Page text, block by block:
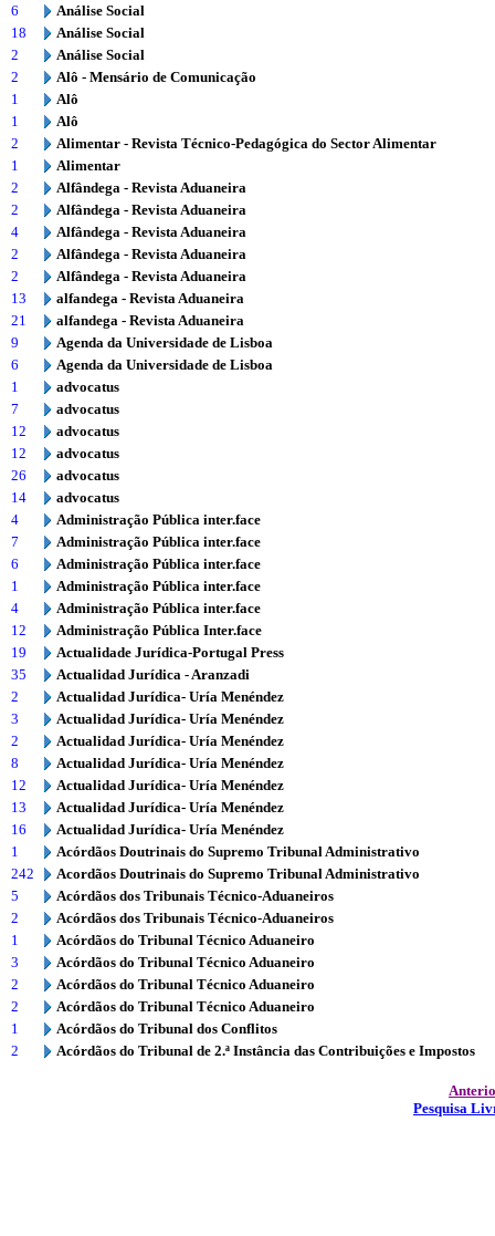
6
Análise Social
18
Análise Social
2
Análise Social
2
Alô - Mensário de Comunicação
1
Alô
1
Alô
2
Alimentar - Revista Técnico-Pedagógica do Sector Alimentar
1
Alimentar
2
Alfândega - Revista Aduaneira
2
Alfândega - Revista Aduaneira
4
Alfândega - Revista Aduaneira
2
Alfândega - Revista Aduaneira
2
Alfândega - Revista Aduaneira
13
alfandega - Revista Aduaneira
21
alfandega - Revista Aduaneira
9
Agenda da Universidade de Lisboa
6
Agenda da Universidade de Lisboa
1
advocatus
7
advocatus
12
advocatus
12
advocatus
26
advocatus
14
advocatus
4
Administração Pública inter.face
7
Administração Pública inter.face
6
Administração Pública inter.face
1
Administração Pública inter.face
4
Administração Pública inter.face
12
Administração Pública Inter.face
19
Actualidade Jurídica-Portugal Press
35
Actualidad Jurídica - Aranzadi
2
Actualidad Jurídica- Uría Menéndez
3
Actualidad Jurídica- Uría Menéndez
2
Actualidad Jurídica- Uría Menéndez
8
Actualidad Jurídica- Uría Menéndez
12
Actualidad Jurídica- Uría Menéndez
13
Actualidad Jurídica- Uría Menéndez
16
Actualidad Jurídica- Uría Menéndez
1
Acórdãos Doutrinais do Supremo Tribunal Administrativo
242
Acordãos Doutrinais do Supremo Tribunal Administrativo
5
Acórdãos dos Tribunais Técnico-Aduaneiros
2
Acórdãos dos Tribunais Técnico-Aduaneiros
1
Acórdãos do Tribunal Técnico Aduaneiro
3
Acórdãos do Tribunal Técnico Aduaneiro
2
Acórdãos do Tribunal Técnico Aduaneiro
2
Acórdãos do Tribunal Técnico Aduaneiro
1
Acórdãos do Tribunal dos Conflitos
2
Acórdãos do Tribunal de 2.ª Instância das Contribuições e Impostos
Pesquisa